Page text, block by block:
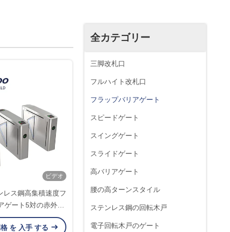
全カテゴリー
三脚改札口
フルハイト改札口
フラップバリアゲート
スピードゲート
スイングゲート
スライドゲート
高バリアゲート
腰の高ターンスタイル
ステンレス鋼の回転木戸
電子回転木戸のゲート
ビデオ
レス鋼高集積速度フ
ゲート5対の赤外線
センサ
を 入手 する